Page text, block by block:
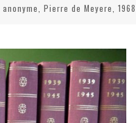
Pierre de Meyere, 1968